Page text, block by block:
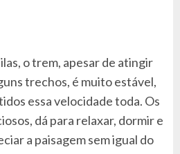
o trem, apesar de atingir
trechos, é muito estável,
essa velocidade toda. Os
dá para relaxar, dormir e
a paisagem sem igual do